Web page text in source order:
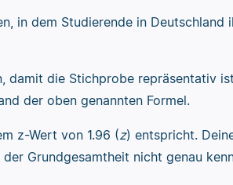
in dem Studierende in Deutschland
damit die Stichprobe repräsentativ
der oben genannten Formel.
z-Wert von 1.96 (z) entspricht.
Grundgesamtheit nicht genau